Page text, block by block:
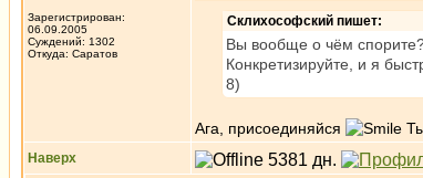
Зарегистрирован:
06.09.2005
Суждений: 1302
Откуда: Саратов
Склихософский пишет:
Вы вообще о чём
Конкретизируйте, и я
8)
Ага, присоединяйся
Наверх